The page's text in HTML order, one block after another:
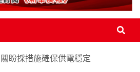
關盼採措施確保供電穩定